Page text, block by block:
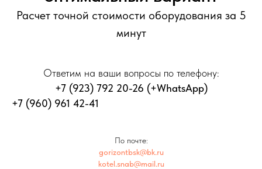
Расчет точной стоимости оборудования за 5
минут
Ответим на ваши вопросы по телефону:
+7 (923) 792 20-26 (+WhatsApp)
+7 (960) 961 42-41
По почте:
gorizontbsk@bk.ru
kotel.snab@mail.ru